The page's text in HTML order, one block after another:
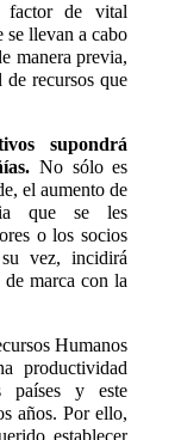
factor de vital
se llevan a cabo
manera previa,
de recursos que
supondrá
No sólo es
el aumento de
que se les
o los socios
vez, incidirá
marca con la
Humanos
productividad
países y este
años. Por ello,